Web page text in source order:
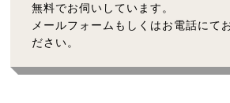
無料でお伺いしています。
メールフォームもしくはお電話にて
ださい。